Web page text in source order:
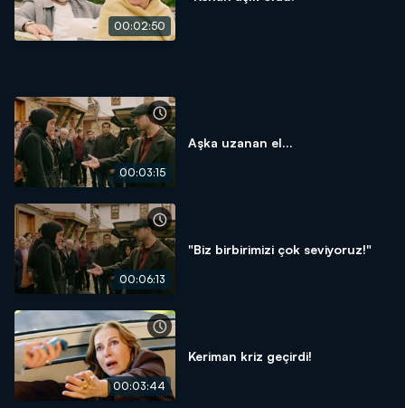
00:02:50
00:03:15
Aşka uzanan el...
00:06:13
"Biz birbirimizi çok seviyoruz!"
00:03:44
Keriman kriz geçirdi!